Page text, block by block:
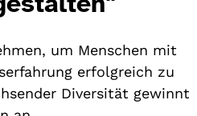
um Menschen mit
erfolgreich zu
Diversität gewinnt